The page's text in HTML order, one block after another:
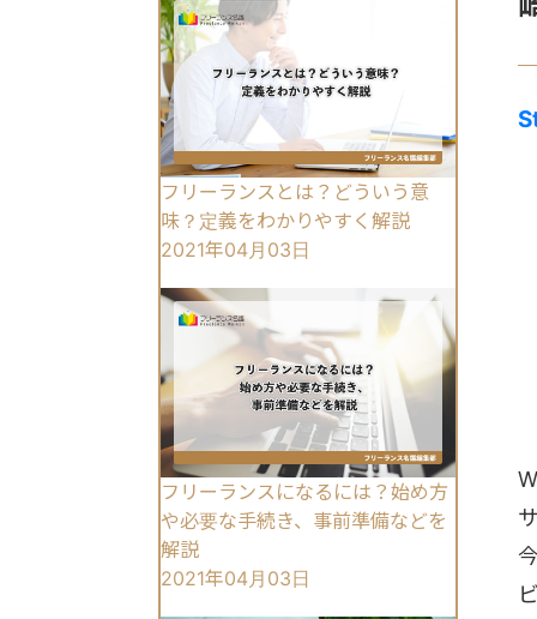
フリーランスとは？どういう意
味？定義をわかりやすく解説
2021年04月03日
フリーランスになるには？始め方
や必要な手続き、事前準備などを
解説
2021年04月03日